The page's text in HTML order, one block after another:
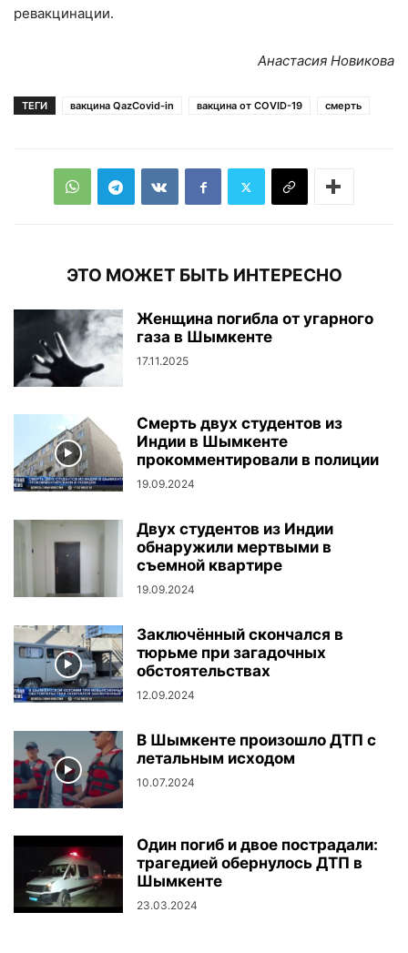
ревакцинации.
Анастасия Новикова
ТЕГИ вакцина QazCovid-in вакцина от COVID-19 смерть
ЭТО МОЖЕТ БЫТЬ ИНТЕРЕСНО
Женщина погибла от угарного
газа в Шымкенте
17.11.2025
Смерть двух студентов из
Индии в Шымкенте
прокомментировали в полиции
19.09.2024
Двух студентов из Индии
обнаружили мертвыми в
съемной квартире
19.09.2024
Заключённый скончался в
тюрьме при загадочных
обстоятельствах
12.09.2024
В Шымкенте произошло ДТП с
летальным исходом
10.07.2024
Один погиб и двое пострадали:
трагедией обернулось ДТП в
Шымкенте
23.03.2024